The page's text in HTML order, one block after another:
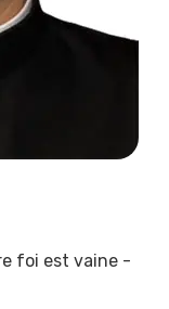
foi est vaine -